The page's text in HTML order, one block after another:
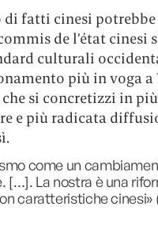
fatti cinesi potrebbe
de l’état cinesi
culturali
più in voga a
si concretizzi in
e più radicata
come un
La nostra è una
caratteristiche cinesi»